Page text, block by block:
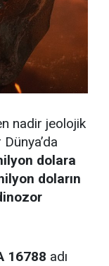
nadir jeolojik
dolara
doların
16788 adı